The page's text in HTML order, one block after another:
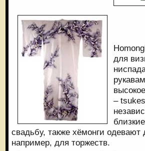
для
–
свадьбу, также хёмонги
например, для торжеств.